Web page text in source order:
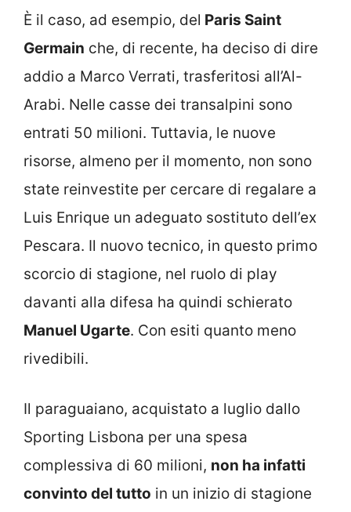
È il caso, ad esempio, del Paris Saint
Germain che, di recente, ha deciso di dire
addio a Marco Verrati, trasferitosi all’Al-
Arabi. Nelle casse dei transalpini sono
entrati 50 milioni. Tuttavia, le nuove
risorse, almeno per il momento, non sono
state reinvestite per cercare di regalare a
Luis Enrique un adeguato sostituto dell’ex
Pescara. Il nuovo tecnico, in questo primo
scorcio di stagione, nel ruolo di play
davanti alla difesa ha quindi schierato
Manuel Ugarte. Con esiti quanto meno
rivedibili.
Il paraguaiano, acquistato a luglio dallo
Sporting Lisbona per una spesa
complessiva di 60 milioni, non ha infatti
convinto del tutto in un inizio di stagione